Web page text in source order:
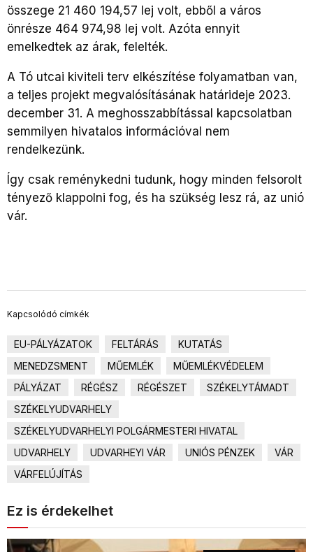
összege 21 460 194,57 lej volt, ebből a város
önrésze 464 974,98 lej volt. Azóta ennyit
emelkedtek az árak, felelték.
A Tó utcai kiviteli terv elkészítése folyamatban van,
a teljes projekt megvalósításának határideje 2023.
december 31. A meghosszabbítással kapcsolatban
semmilyen hivatalos információval nem
rendelkezünk.
Így csak reménykedni tudunk, hogy minden felsorolt
tényező klappolni fog, és ha szükség lesz rá, az unió
vár.
Kapcsolódó címkék
EU-PÁLYÁZATOK FELTÁRÁS
KUTATÁS
MENEDZSMENT
MŰEMLÉK
MŰEMLÉKVÉDELEM
PÁLYÁZAT
RÉGÉSZ RÉGÉSZET
SZÉKELYTÁMADT
SZÉKELYUDVARHELY
SZÉKELYUDVARHELYI POLGÁRMESTERI HIVATAL
UDVARHELY
UDVARHEYI VÁR UNIÓS PÉNZEK
VÁR
VÁRFELÚJÍTÁS
Ez is érdekelhet